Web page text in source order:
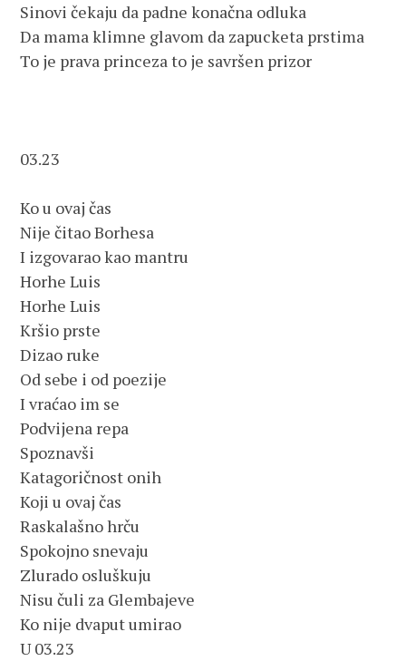
Sinovi čekaju da padne konačna odluka
Da mama klimne glavom da zapucketa prstima
To je prava princeza to je savršen prizor
03.23
Ko u ovaj čas
Nije čitao Borhesa
I izgovarao kao mantru
Horhe Luis
Horhe Luis
Kršio prste
Dizao ruke
Od sebe i od poezije
I vraćao im se
Podvijena repa
Spoznavši
Katagoričnost onih
Koji u ovaj čas
Raskalašno hrču
Spokojno snevaju
Zlurado osluškuju
Nisu čuli za Glembajeve
Ko nije dvaput umirao
U 03.23